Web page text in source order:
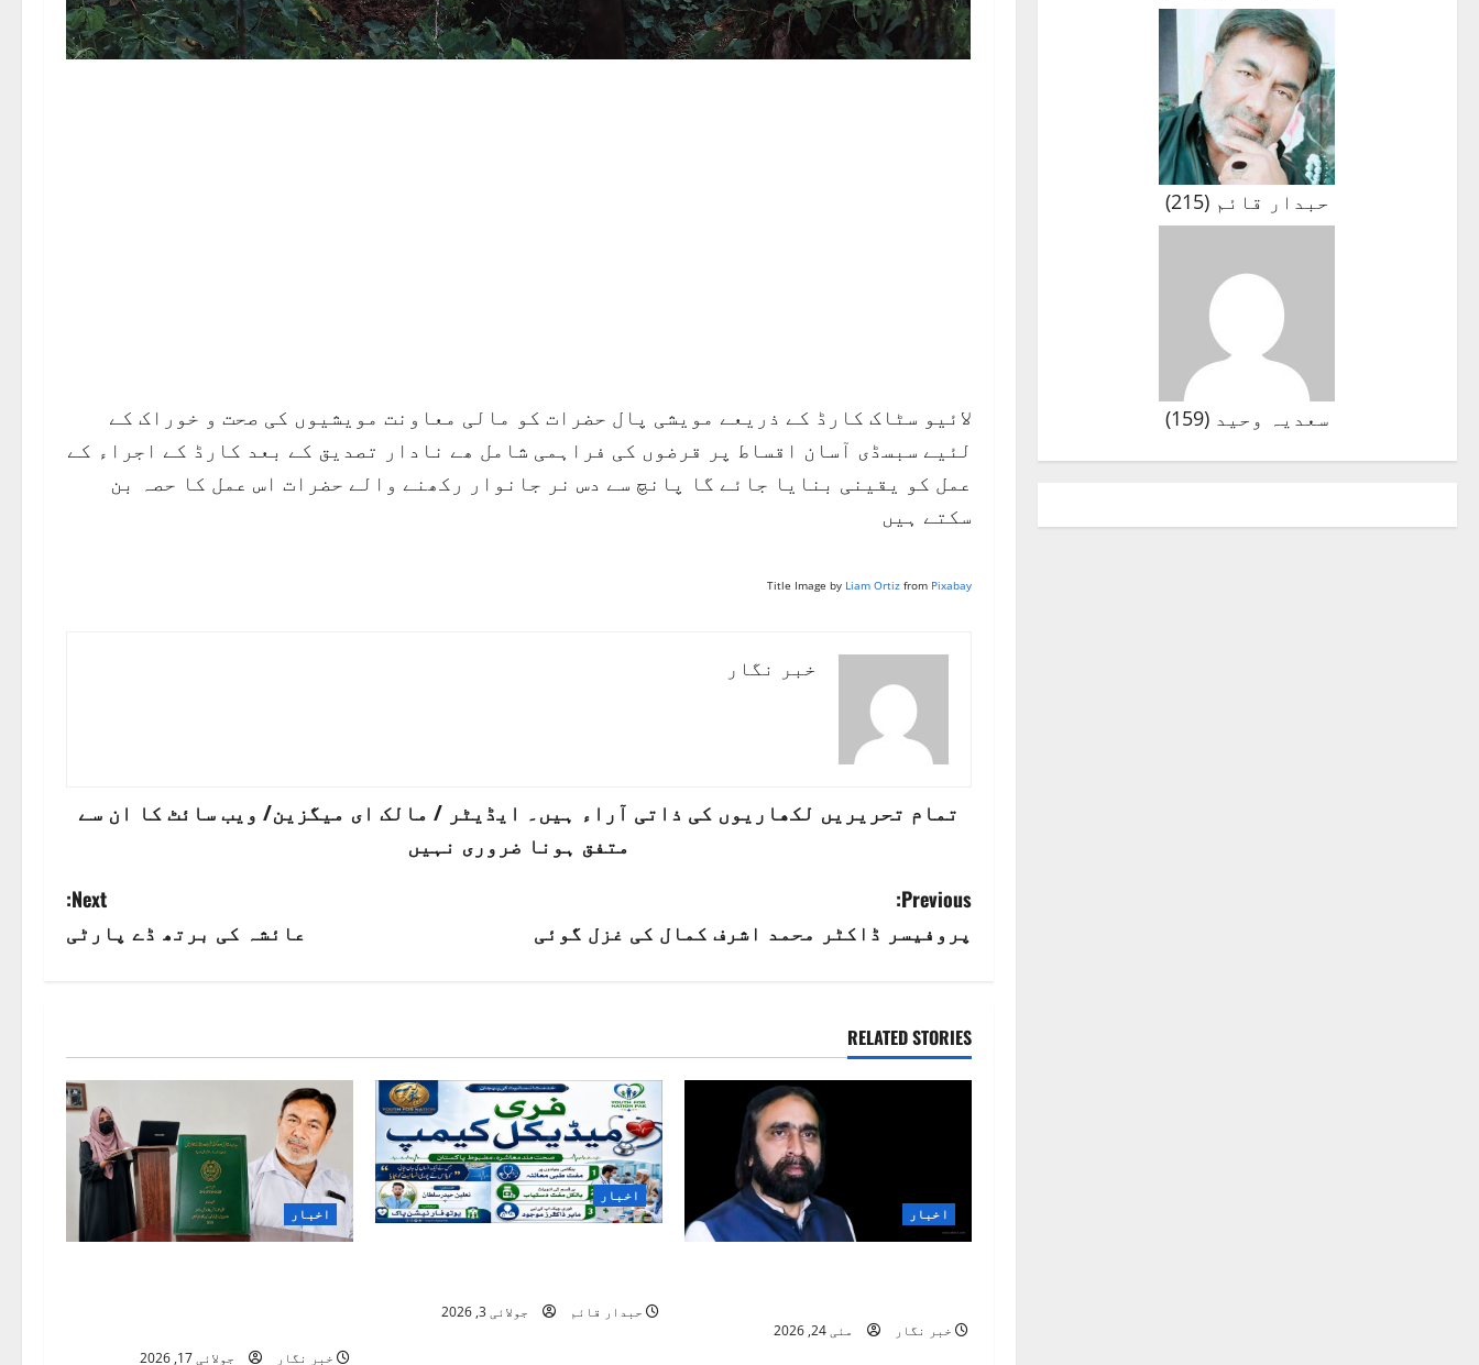
لائیو سٹاک کارڈ کے ذریعے مویشی پال حضرات کو مالی معاونت مویشیوں کی صحت و خوراک کے
لئیے سبسڈی آسان اقساط پر قرضوں کی فراہمی شامل ھے نادار تصدیق کے بعد کارڈ کے اجراء کے
عمل کو یقینی بنایا جائے گا پانچ سے دس نر جانوار رکھنے والے حضرات اس عمل کا حصہ بن
سکتے ہیں
Title Image by Liam Ortizfrom Pixabay
خبر نگار
تمام تحریریں لکھاریوں کی ذاتی آراء ہیں۔ ایڈیٹر / مالک ای میگزین/ ویب سائٹ کا ان سے
متفق ہونا ضروری نہیں
P
o
t
n
i
a
Previous:
پروفیسر ڈاکٹر محمد اشرف کمال کی غزل گوئی
Next:
عائشہ کی برتھ ڈے پارٹی
RELATED STORIES
اخبار
خبر نگار جولائی 17, 2026
اخبار
حبدار قائم جولائی 3, 2026
اخبار
خبر نگار مئی 24, 2026
حبدار قائم(
215
)
سعدیہ وحید(
159
)